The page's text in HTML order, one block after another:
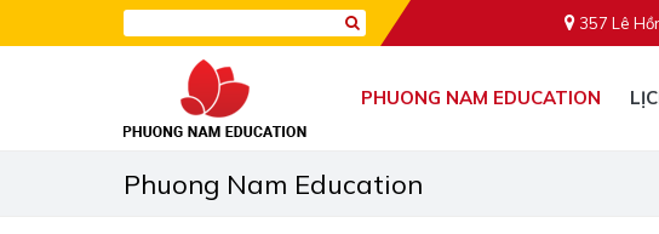
357 Lê
PHUONG NAM EDUCATION
Phuong Nam Education